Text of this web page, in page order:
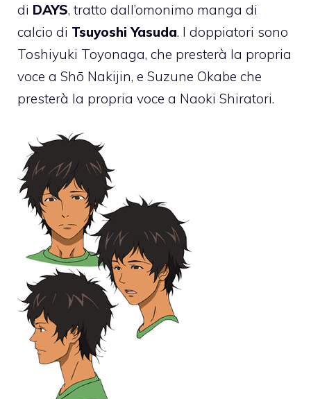
di DAYS, tratto dall’omonimo manga di
calcio di Tsuyoshi Yasuda. I doppiatori sono
Toshiyuki Toyonaga, che presterà la propria
voce a Shō Nakijin, e Suzune Okabe che
presterà la propria voce a Naoki Shiratori.